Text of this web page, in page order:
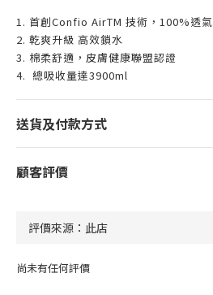
1. 首創Confio AirTM 技術，100%透氣
2. 乾爽升級 高效鎖水
3. 棉柔舒適，皮膚健康聯盟認證
4. 總吸收量達3900ml
送貨及付款方式
顧客評價
尚未有任何評價